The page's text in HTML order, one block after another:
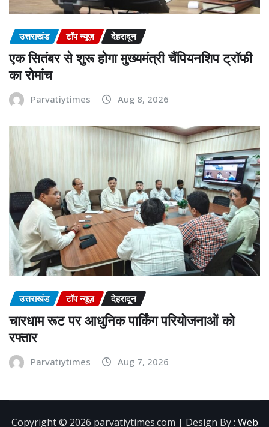
उत्तराखंड टॉप न्यूज़ देहरादून
एक सितंबर से शुरू होगा मुख्यमंत्री चैंपियनशिप ट्रॉफी
का रोमांच
Parvatiytimes Aug 8, 2026
उत्तराखंड टॉप न्यूज़ देहरादून
चारधाम रूट पर आधुनिक पार्किंग परियोजनाओं को
रफ्तार
Parvatiytimes Aug 7, 2026
Copyright ©️ 2026 parvatiytimes.com | Design By : Web